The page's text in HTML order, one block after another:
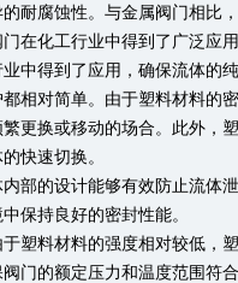
耐腐蚀性。与金属阀门相比
在化工行业中得到了广泛应
中得到了应用，确保流体的纯
相对简单。由于塑料材料的
更换或移动的场合。此外，
快速切换。
部的设计能够有效防止流体
保持良好的密封性能。
塑料材料的强度相对较低，
门的额定压力和温度范围符